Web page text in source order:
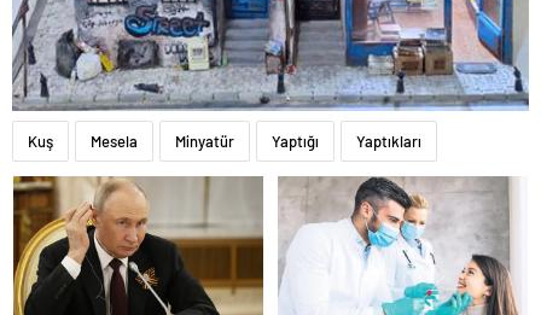
Kuş Mesela Minyatür Yaptığı Yaptıkları